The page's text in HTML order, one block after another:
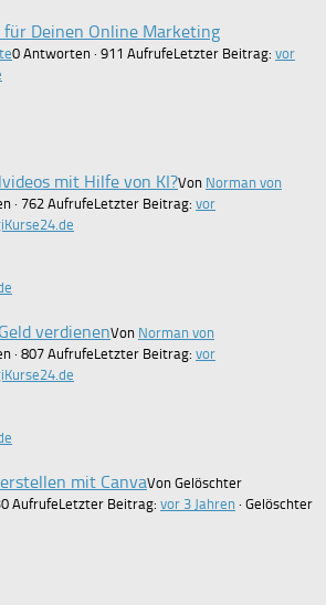
Deinen Online Marketing
0 Antworten · 911 AufrufeLetzter Beitrag: vor
mit Hilfe von KI?Von Norman von
· 762 AufrufeLetzter Beitrag: vor
verdienenVon Norman von
· 807 AufrufeLetzter Beitrag: vor
mit CanvaVon Gelöschter
AufrufeLetzter Beitrag: vor 3 Jahren · Gelöschter